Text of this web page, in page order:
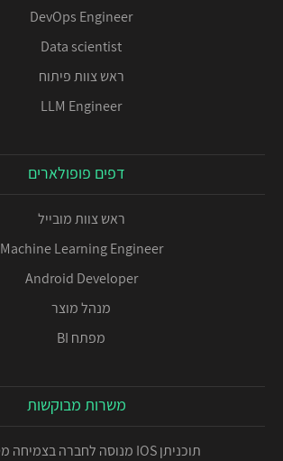
DevOps Engineer
Data scientist
ראש צוות פיתוח
LLM Engineer
דפים פופולארים
ראש צוות מובייל
Machine Learning Engineer
Android Developer
מנהל מוצר
מפתח BI
משרות מבוקשות
תוכניתן IOS מנוסה לחברה בצמיחה מטאורית